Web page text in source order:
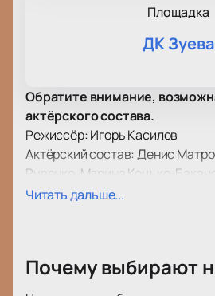
Площадка
ДК Зуева
Обратите внимание,
актёрского состава.
Режиссёр: Игорь Касилов
Актёрский состав: Денис
Руденко, Марина Коцько-
Спектакль «Сирано Де
произведении Эдмона Ростана,
Читать дальше...
Почему выбирают